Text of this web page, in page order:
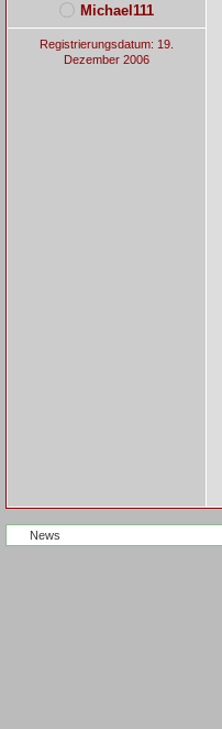
Michael111
Registrierungsdatum: 19.
Dezember 2006